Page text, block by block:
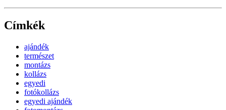
Címkék
ajándék
természet
montázs
kollázs
egyedi
fotókollázs
egyedi ajándék